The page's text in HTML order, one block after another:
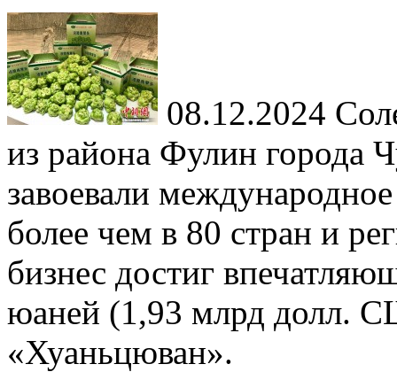
08.12.2024
из района Фулин города
завоевали
более чем в 80 стран и
бизнес достиг
юаней (1,93 млрд долл.
«Хуаньцюван».